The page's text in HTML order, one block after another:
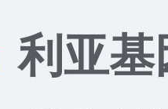
利亚基